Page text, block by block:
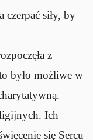
czerpać siły, by
z
było możliwe w
Ich
się Sercu